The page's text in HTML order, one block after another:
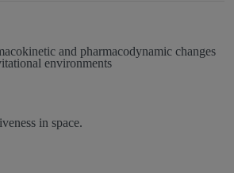
and pharmacodynamic changes
environments
in space.